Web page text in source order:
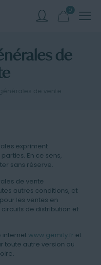
0
de
expriment
En ce sens,
sans réserve.
de vente
autres conditions, et
les ventes en
de distribution et
internetwww.gemity.fr et
toute autre version ou